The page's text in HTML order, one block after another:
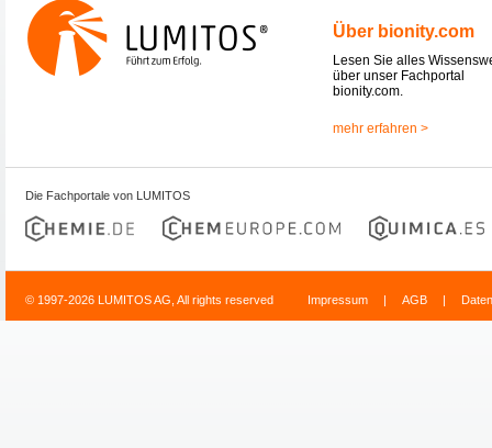
Über bionity.com
Lesen Sie alles
über unser Fachportal
bionity.com.
mehr erfahren >
Die Fachportale von LUMITOS
© 1997-2026 LUMITOS AG, All rights reserved Impressum | AGB |